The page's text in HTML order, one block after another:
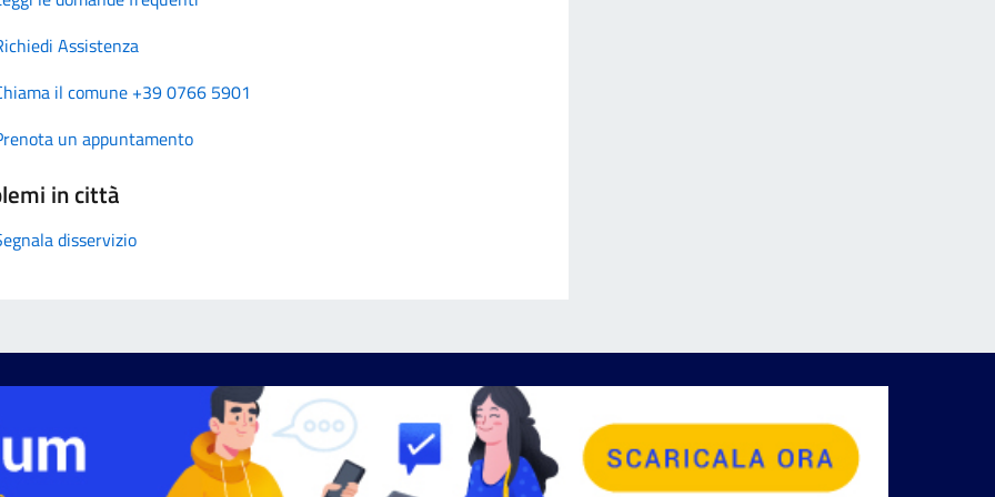
Assistenza
il comune +39 0766 5901
un appuntamento
in città
disservizio